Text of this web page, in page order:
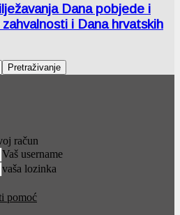
Dana pobjede i
i Dana hrvatskih
račun
Vaš username
vaša lozinka
pomoć